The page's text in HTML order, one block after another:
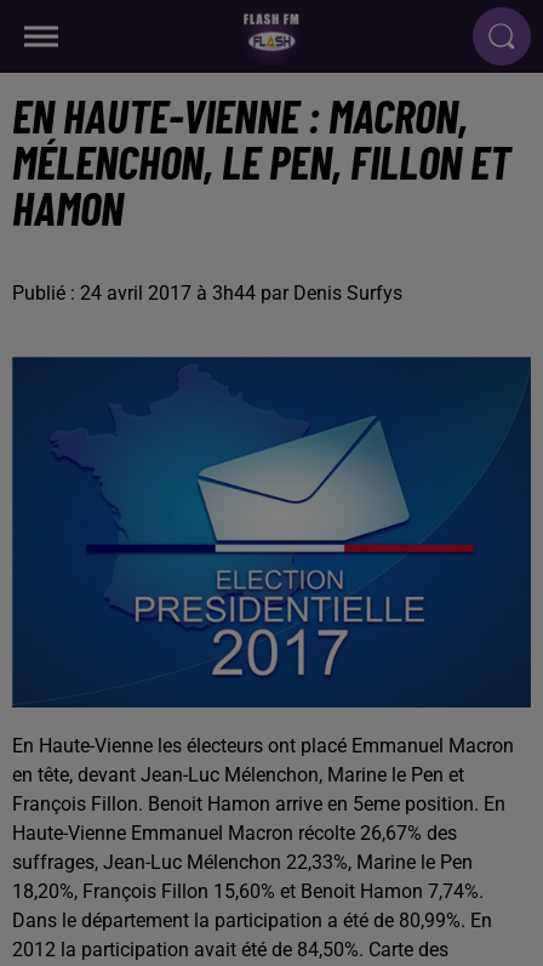
EN HAUTE-VIENNE : MACRON,
MÉLENCHON, LE PEN, FILLON ET
HAMON
Publié : 24 avril 2017 à 3h44 par Denis Surfys
En Haute-Vienne les électeurs ont placé Emmanuel Macron
en tête, devant Jean-Luc Mélenchon, Marine le Pen et
François Fillon. Benoit Hamon arrive en 5eme position. En
Haute-Vienne Emmanuel Macron récolte 26,67% des
suffrages, Jean-Luc Mélenchon 22,33%, Marine le Pen
18,20%, François Fillon 15,60% et Benoit Hamon 7,74%.
Dans le département la participation a été de 80,99%. En
2012 la participation avait été de 84,50%. Carte des